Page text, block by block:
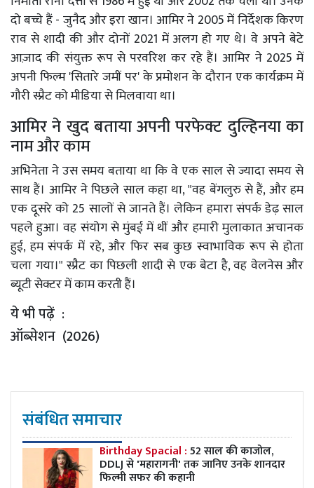
दो बच्चे हैं - जुनैद और इरा खान। आमिर ने 2005 में निर्देशक किरण
राव से शादी की और दोनों 2021 में अलग हो गए थे। वे अपने बेटे
आज़ाद की संयुक्त रूप से परवरिश कर रहे हैं। आमिर ने 2025 में
अपनी फिल्म 'सितारे जमीं पर' के प्रमोशन के दौरान एक कार्यक्रम में
गौरी स्प्रैट को मीडिया से मिलवाया था।
आमिर ने खुद बताया अपनी परफेक्ट दुल्हिनया का
नाम और काम
अभिनेता ने उस समय बताया था कि वे एक साल से ज्यादा समय से
साथ हैं। आमिर ने पिछले साल कहा था, "वह बेंगलुरु से हैं, और हम
एक दूसरे को 25 सालों से जानते हैं। लेकिन हमारा संपर्क डेढ़ साल
पहले हुआ। वह संयोग से मुंबई में थीं और हमारी मुलाकात अचानक
हुई, हम संपर्क में रहे, और फिर सब कुछ स्वाभाविक रूप से होता
चला गया।" स्प्रैट का पिछली शादी से एक बेटा है, वह वेलनेस और
ब्यूटी सेक्टर में काम करती हैं।
ये भी पढ़ें :
ऑब्सेशन (2026)
संबंधित समाचार
Birthday Spacial :52 साल की काजोल,
DDLJ से 'महारागनी' तक जानिए उनके शानदार
फिल्मी सफर की कहानी